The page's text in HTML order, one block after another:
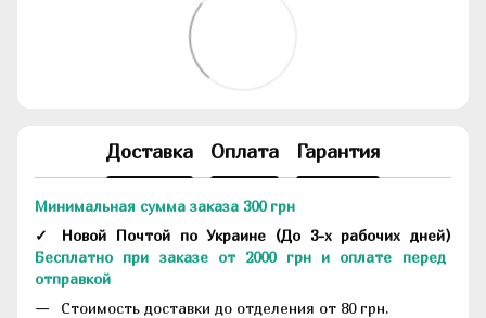
Доставка Оплата Гарантия
Минимальная сумма заказа 300 грн
✓ Новой Почтой по Украине (До 3-х рабочих дней)
Бесплатно при заказе от 2000 грн и оплате перед
отправкой
Стоимость доставки до отделения от 80 грн.